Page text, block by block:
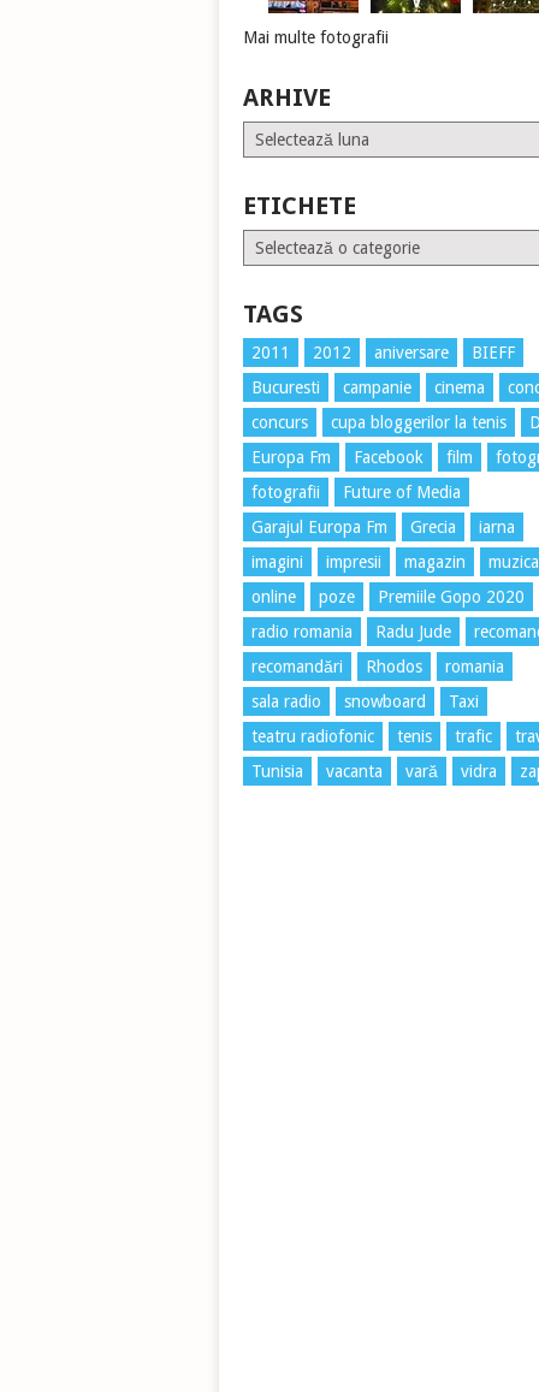
Mai multe fotografii
ARHIVE
Arhive
ETICHETE
Etichete
TAGS
2011 2012 aniversare
BIEFF
Bucuresti
campanie cinema
concurs
cupa bloggerilor la tenis
Europa Fm
Facebook film
fotografii
Future of Media
Garajul Europa Fm
Grecia
iarna
imagini
impresii magazin
muzica
online
poze
Premiile Gopo 2020
radio romania
Radu Jude
recomandări
Rhodos
romania
sala radio
snowboard
Taxi
teatru radiofonic
tenis trafic
Tunisia
vacanta vară vidra